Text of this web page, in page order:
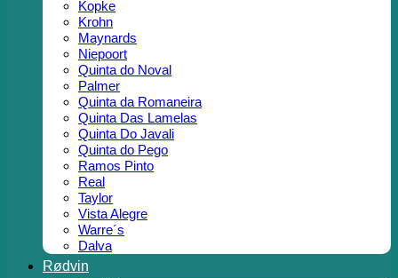
Kopke
Krohn
Maynards
Niepoort
Quinta do Noval
Palmer
Quinta da Romaneira
Quinta Das Lamelas
Quinta Do Javali
Quinta do Pego
Ramos Pinto
Real
Taylor
Vista Alegre
Warre´s
Dalva
Rødvin